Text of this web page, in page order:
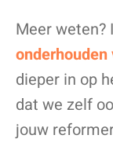
Meer weten?
dieper in op
dat we zelf
jouw